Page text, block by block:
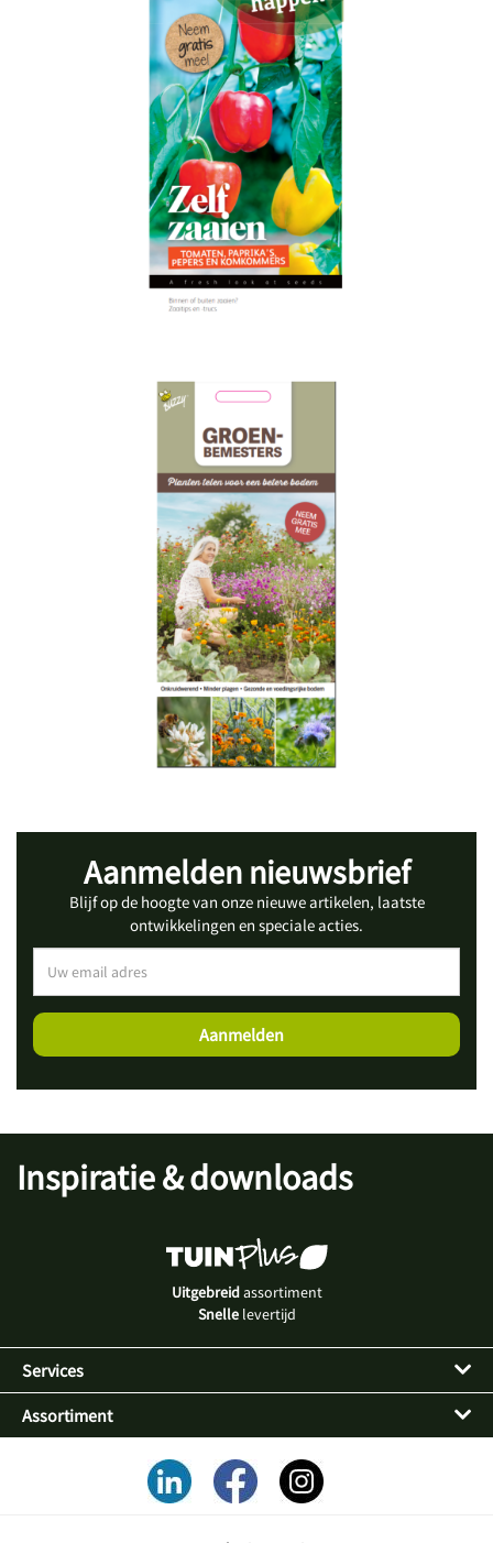
Aanmelden nieuwsbrief
Blijf op de hoogte van onze nieuwe artikelen, laatste
ontwikkelingen en speciale acties.
Inspiratie & downloads
Uitgebreid assortiment
Snellelevertijd
Services
Assortiment